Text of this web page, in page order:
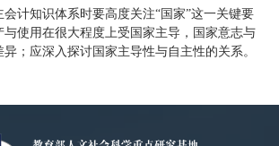
计知识体系时要高度关注“国家”这一关键要
使用在很大程度上受国家主导，国家意志与
；应深入探讨国家主导性与自主性的关系。